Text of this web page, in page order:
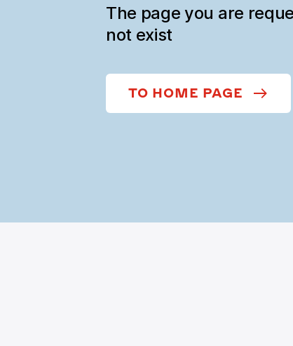
The page you are
not exist
TO HOME PAGE